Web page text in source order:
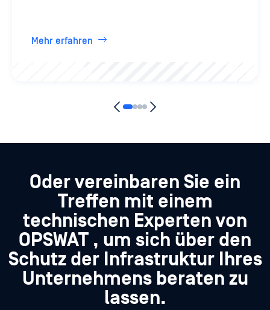
Mehr erfahren
Oder vereinbaren Sie ein
Treffen mit einem
technischen Experten von
OPSWAT , um sich über den
Schutz der Infrastruktur Ihres
Unternehmens beraten zu
lassen.